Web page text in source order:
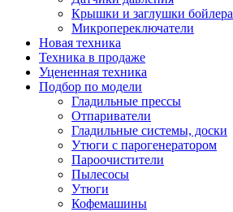
Крышки и заглушки бойлера
Микропереключатели
Новая техника
Техника в продаже
Уцененная техника
Подбор по модели
Гладильные прессы
Отпариватели
Гладильные системы, доски
Утюги с парогенератором
Пароочистители
Пылесосы
Утюги
Кофемашины